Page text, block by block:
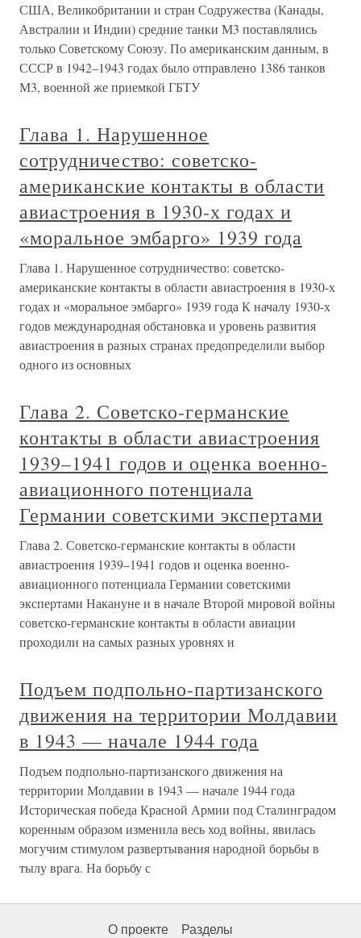
США, Великобритании и стран Содружества (Канады,
Австралии и Индии) средние танки М3 поставлялись
только Советскому Союзу. По американским данным, в
СССР в 1942–1943 годах было отправлено 1386 танков
М3, военной же приемкой ГБТУ
Глава 1. Нарушенное
сотрудничество: советско-
американские контакты в области
авиастроения в 1930-х годах и
«моральное эмбарго» 1939 года
Глава 1. Нарушенное сотрудничество: советско-
американские контакты в области авиастроения в 1930-х
годах и «моральное эмбарго» 1939 года К началу 1930-х
годов международная обстановка и уровень развития
авиастроения в разных странах предопределили выбор
одного из основных
Глава 2. Советско-германские
контакты в области авиастроения
1939–1941 годов и оценка военно-
авиационного потенциала
Германии советскими экспертами
Глава 2. Советско-германские контакты в области
авиастроения 1939–1941 годов и оценка военно-
авиационного потенциала Германии советскими
экспертами Накануне и в начале Второй мировой войны
советско-германские контакты в области авиации
проходили на самых разных уровнях и
Подъем подпольно-партизанского
движения на территории Молдавии
в 1943 — начале 1944 года
Подъем подпольно-партизанского движения на
территории Молдавии в 1943 — начале 1944 года
Историческая победа Красной Армии под Сталинградом
коренным образом изменила весь ход войны, явилась
могучим стимулом развертывания народной борьбы в
тылу врага. На борьбу с
О проекте Разделы